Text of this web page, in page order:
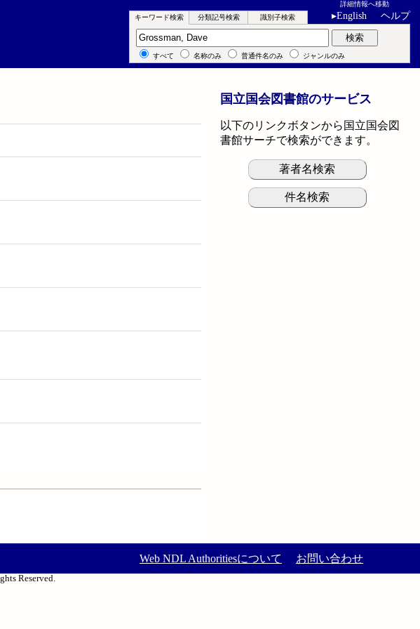
詳細情報へ移動
▸English ヘルプ
キーワード検索 分類記号検索 識別子検索
キーワード検索 検索
すべて 名称のみ 普通件名のみ ジャンルのみ
国立国会図書館のサービス
以下のリンクボタンから国立国会図
書館サーチで検索ができます。
著者名検索
件名検索
Web NDL Authoritiesについて お問い合わせ
Reserved.